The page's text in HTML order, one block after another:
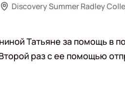
Discovery Summer Radley
Татьяне за помощь в
раз с ее помощью